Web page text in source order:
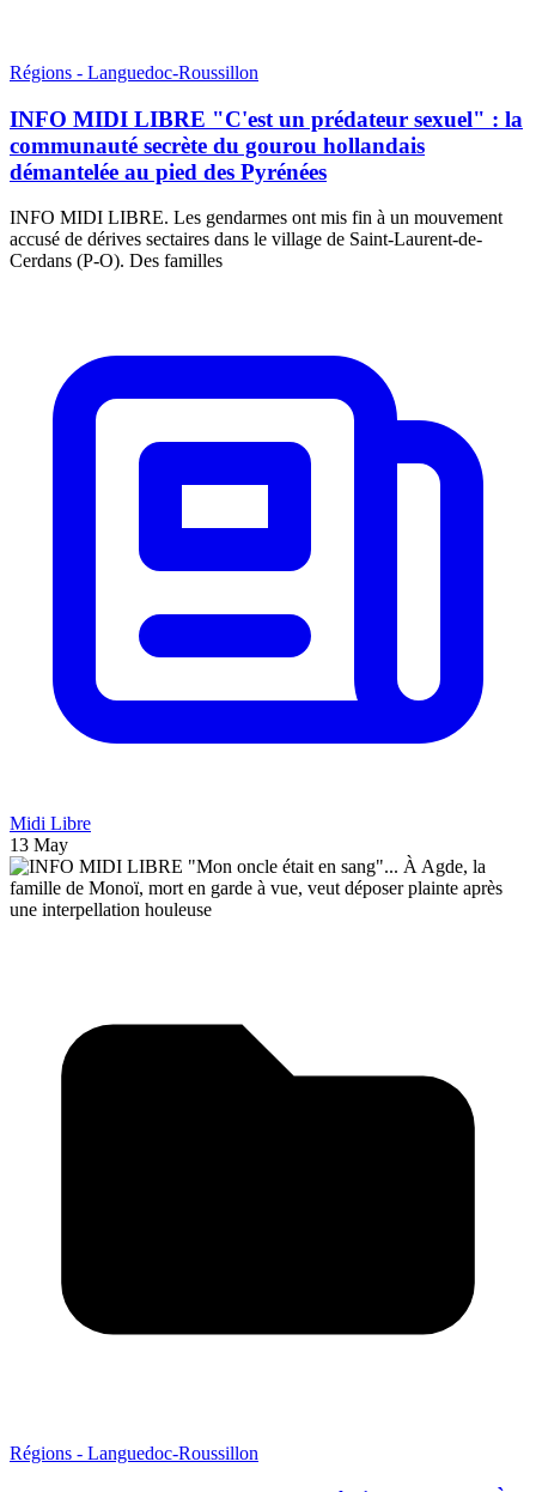
Régions - Languedoc-Roussillon
INFO MIDI LIBRE "C'est un prédateur sexuel" : la
communauté secrète du gourou hollandais
démantelée au pied des Pyrénées
INFO MIDI LIBRE. Les gendarmes ont mis fin à un mouvement
accusé de dérives sectaires dans le village de Saint-Laurent-de-
Cerdans (P-O). Des familles
Midi Libre
13 May
Régions - Languedoc-Roussillon